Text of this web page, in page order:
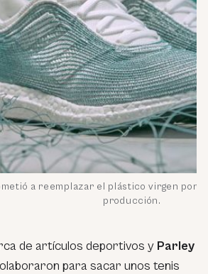
a reemplazar el plástico virgen por
producción.
de artículos deportivos y Parley
para sacar unos tenis